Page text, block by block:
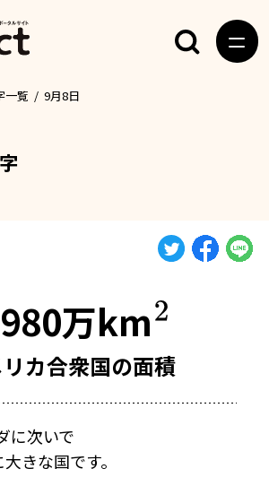
一覧 9月8日
万km2
カ合衆国の面積
に次いで
きな国です。